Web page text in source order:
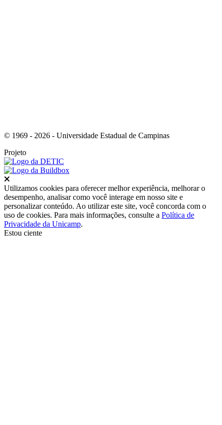
© 1969 - 2026 - Universidade Estadual de Campinas
Projeto
Utilizamos cookies para oferecer melhor experiência, melhorar o
desempenho, analisar como você interage em nosso site e
personalizar conteúdo. Ao utilizar este site, você concorda com o
uso de cookies. Para mais informações, consulte a Política de
Privacidade da Unicamp.
Estou ciente